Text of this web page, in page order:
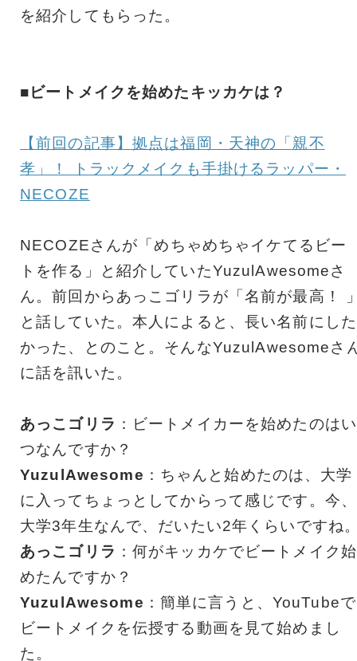
を紹介してもらった。
■ビートメイクを始めたキッカケは？
【前回の記事】拠点は福岡・天神の「親不
孝」！ トラックメイクも手掛けるラッパー・
NECOZE
NECOZEさんが「めちゃめちゃイケてるビー
トを作る」と紹介していたYuzulAwesomeさ
ん。前回からあっこゴリラが「名前が最高！
と話していた。本人によると、長い名前にした
かった、とのこと。そんなYuzulAwesomeさ
に話を訊いた。
あっこゴリラ ：ビートメイカーを始めたのはい
つなんですか？
YuzulAwesome ：ちゃんと始めたのは、大学
に入ってちょっとしてからって感じです。今、
大学3年生なんで、だいたい2年くらいですね
あっこゴリラ ：何がキッカケでビートメイク始
めたんですか？
YuzulAwesome ：簡単に言うと、YouTubeで
ビートメイクを伝授する動画を見て始めまし
た。